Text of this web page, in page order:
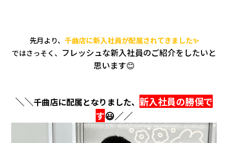
アフターサポート
会社情報
カタ
リコ
先月より、 千曲店に新入社員が配属されてきました✨
ではさっそく、 フレッシュな新入社員のご紹介をしたいと
思います😊
＼＼千曲店に配属となりました、 新入社員の勝俣で
す😃／／